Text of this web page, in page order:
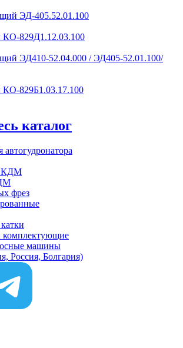
ЭД-405.52.01.100
КО-829Д1.12.03.100
ЭД410-52.04.000 / ЭД405-52.01.100/
КО-829Б1.03.17.100
каталог
автогудронатора
КДМ
фрез
комплектующие
машины
Россия, Болгария)